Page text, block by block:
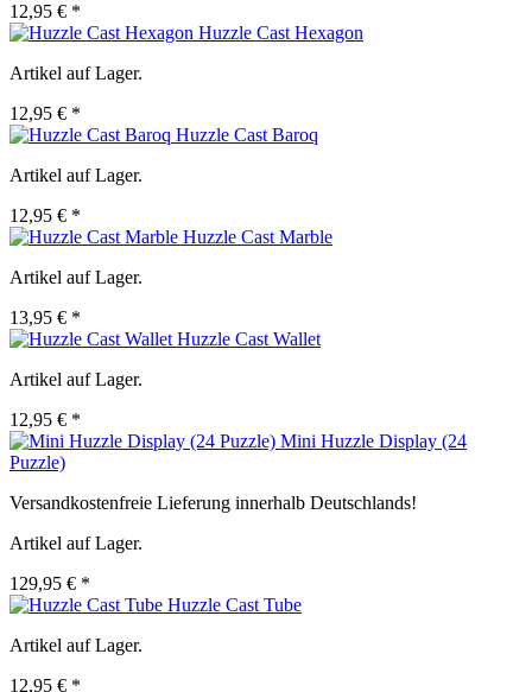
12,95 € *
Huzzle Cast Hexagon
Artikel auf Lager.
12,95 € *
Huzzle Cast Baroq
Artikel auf Lager.
12,95 € *
Huzzle Cast Marble
Artikel auf Lager.
13,95 € *
Huzzle Cast Wallet
Artikel auf Lager.
12,95 € *
Mini Huzzle Display (24
Puzzle)
Versandkostenfreie Lieferung innerhalb Deutschlands!
Artikel auf Lager.
129,95 € *
Huzzle Cast Tube
Artikel auf Lager.
12,95 € *